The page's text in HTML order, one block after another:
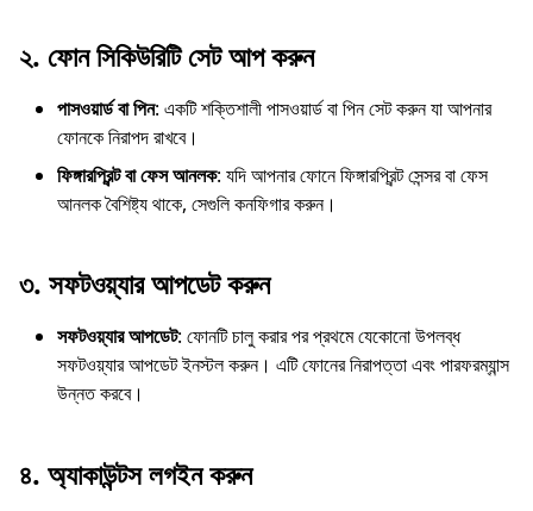
২. ফোন সিকিউরিটি সেট আপ করুন
পাসওয়ার্ড বা পিন: একটি শক্তিশালী পাসওয়ার্ড বা পিন সেট করুন যা আপনার
ফোনকে নিরাপদ রাখবে।
ফিঙ্গারপ্রিন্ট বা ফেস আনলক: যদি আপনার ফোনে ফিঙ্গারপ্রিন্ট সেন্সর বা ফেস
আনলক বৈশিষ্ট্য থাকে, সেগুলি কনফিগার করুন।
৩. সফটওয়্যার আপডেট করুন
সফটওয়্যার আপডেট: ফোনটি চালু করার পর প্রথমে যেকোনো উপলব্ধ
সফটওয়্যার আপডেট ইনস্টল করুন। এটি ফোনের নিরাপত্তা এবং পারফরম্যান্স
উন্নত করবে।
৪. অ্যাকাউন্টস লগইন করুন